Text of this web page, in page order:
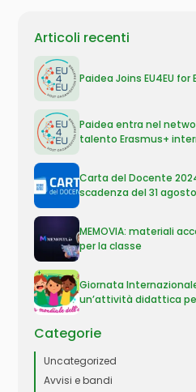
Articoli recenti
Paidea Joins EU4EU
Paidea entra nel
talento Erasmus+
Carta del Docente
scadenza del 31 agosto
MEMOVIA: materiali
per la classe
Giornata
un’attività didattica
Categorie
Uncategorized
Avvisi e bandi